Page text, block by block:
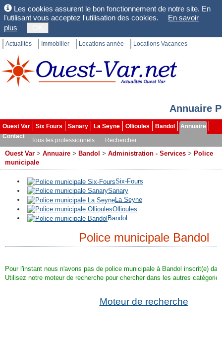
Les cookies assurent le bon fonctionnement de notre site. En
l'utilisant vous acceptez l'utilisation des cookies.
En savoir
plus
Actualités Immobilier Locations année Locations Vacances
Annuaire
Ouest Var Six Fours Sanary La Seyne Ollioules Bandol
Annuaire
Contact
Tous les professionnels Rechercher
Ouest Var > Annuaire > Bandol > Administration - Services > Police
municipale
Six-Fours
Sanary
La Seyne
Ollioules
Bandol
Police municipale Bandol
Pour l'instant nous n'avons pas de police municipale à Bandol inscrit(e)
Utilisez notre moteur de recherche pour chercher dans les autres
Moteur de recherche